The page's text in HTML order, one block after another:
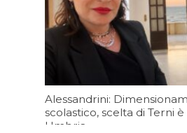
Alessandrini:
scolastico, scelta di Terni
Umbria